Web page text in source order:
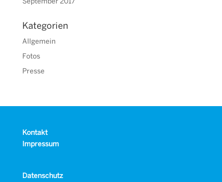
September 2017
Kategorien
Allgemein
Fotos
Presse
Kontakt
Impressum
Datenschutz